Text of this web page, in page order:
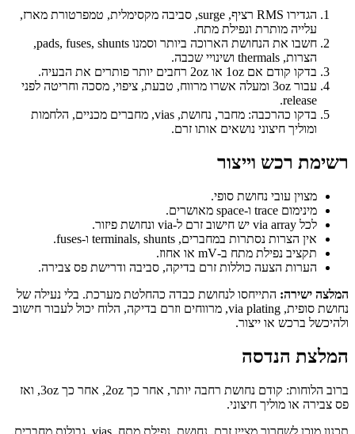
הגדירו RMS רציף, surge, סביבה מקסימלית, טמפרטורת מארז,
עלייה מותרת ונפילת מתח.
חשבו את הנחושת הארוכה ביותר וסמנו pads, fuses, shunts,
הצרות, thermals ושינויי שכבה.
בדקו קודם אם 1oz או 2oz רחבים יותר פותרים את הבעיה.
עבור 3oz ומעלה אשרו מרווח, טבעת, ציפוי, מסכה וחריטה לפני
release.
בדקו כהרכבה: מחבר, נחושת, vias, מחברים מכניים, הלחמות
ומוליך חיצוני נושאים אותו זרם.
רשימת רכש וייצור
מצוין עובי נחושת סופי.
מינימום trace ו-space מאושרים.
לכל via array יש חישוב זרם ל-via ונחושת פיזור.
אין הצרות נסתרות במחברים, terminals, shunts ו-fuses.
תקציב נפילת מתח ב-mV או אחוז.
הערות הצעה כוללות זרם בדיקה, סביבה ודרישת פס צבירה.
המלצה ישירה: התייחסו לנחושת כבדה כהחלטת מערכת. בלי נעילה של
נחושת סופית, via plating, מרווחים וזרם בדיקה, הלוח יכול לעבור חישוב
ולהיכשל ברכש או ייצור.
המלצת הנדסה
ברוב הלוחות: קודם נחושת רחבה יותר, אחר כך 2oz, אחר כך 3oz, ואז
פס צבירה או מוליך חיצוני.
תכנון מוכן לשחרור מציין זרם, נחושת, נפילת מתח, vias, גבולות מחברים,